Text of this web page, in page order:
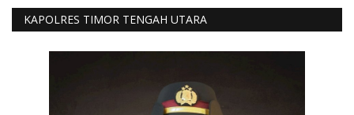
KAPOLRES TIMOR TENGAH UTARA